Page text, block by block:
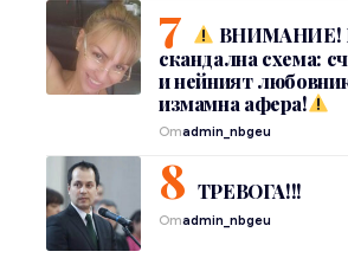
ВНИМАНИЕ!
скандална схема:
и нейният
измамна афера!
Отadmin_nbgeu
ТРЕВОГА!!!
Отadmin_nbgeu